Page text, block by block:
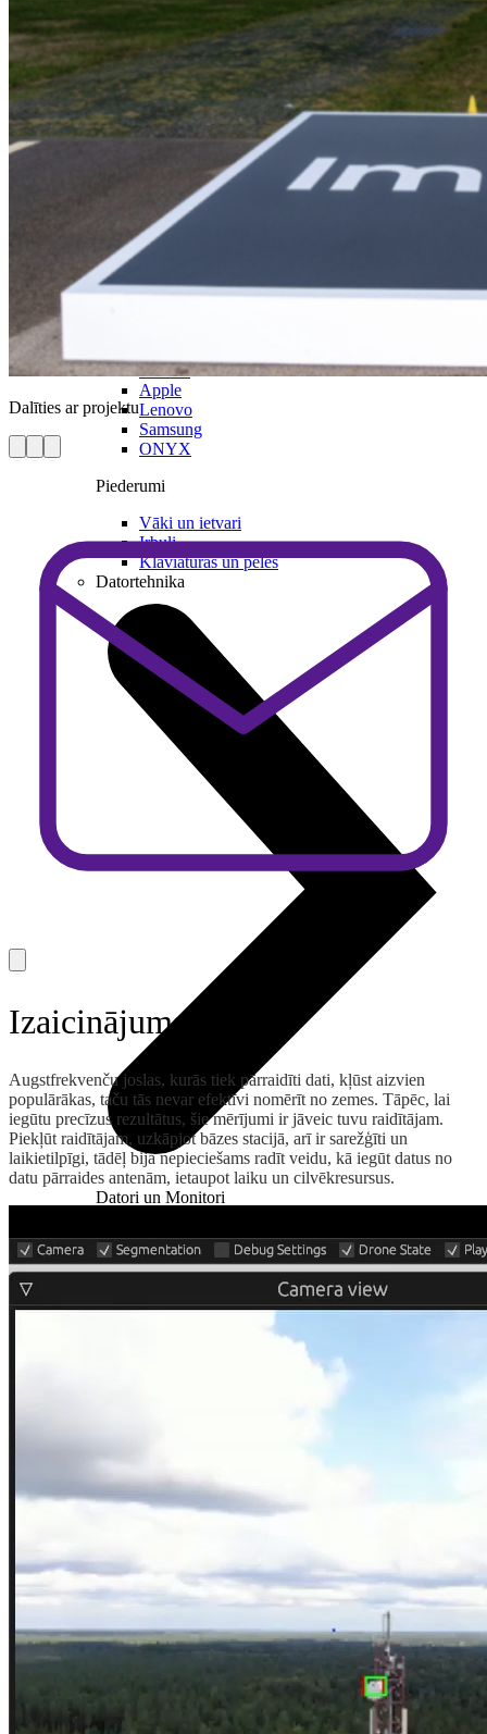
Xiaomi
Apple
Lenovo
Samsung
ONYX
Piederumi
Vāki un ietvari
Irbuļi
Klaviatūras un peles
Datortehnika
Datori un Monitori
Portatīvie datori
Stacionārie datori
All in one
Atmiņas kartes
Tīkla iekārtas
Noderīgi
Viedpulksteņi
Dalīties ar projektu
Izaicinājums
Augstfrekvenču joslas, kurās tiek pārraidīti dati, kļūst aizvien
populārākas, taču tās nevar efektīvi nomērīt no zemes. Tāpēc, lai
iegūtu precīzus rezultātus, šie mērījumi ir jāveic tuvu raidītājam.
Piekļūt raidītājam, uzkāpjot bāzes stacijā, arī ir sarežģīti un
laikietilpīgi, tādēļ bija nepieciešams radīt veidu, kā iegūt datus no
datu pārraides antenām, ietaupot laiku un cilvēkresursus.